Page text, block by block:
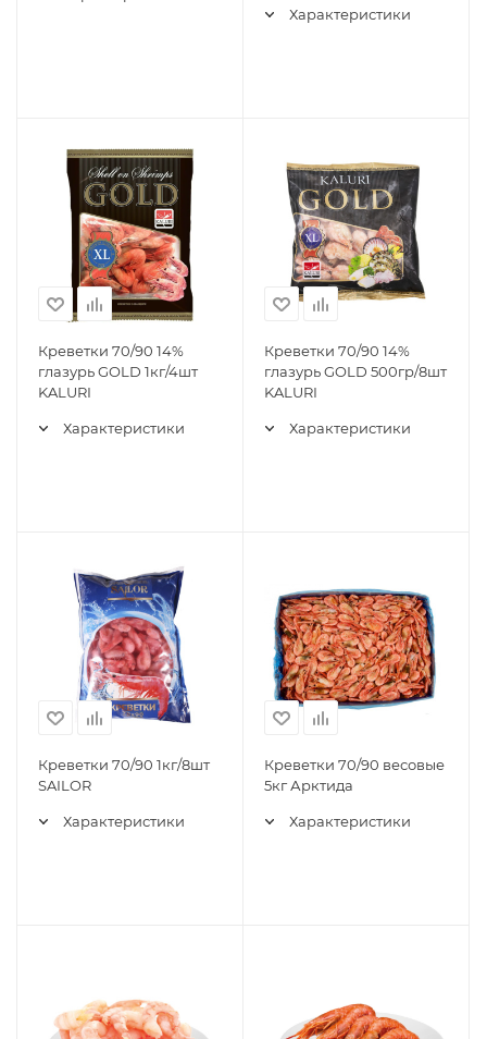
Характеристики
Креветки 70/90 14%
глазурь GOLD 1кг/4шт
KALURI
Характеристики
Креветки 70/90 14%
глазурь GOLD 500гр/8шт
KALURI
Характеристики
Креветки 70/90 1кг/8шт
SAILOR
Характеристики
Креветки 70/90 весовые
5кг Арктида
Характеристики